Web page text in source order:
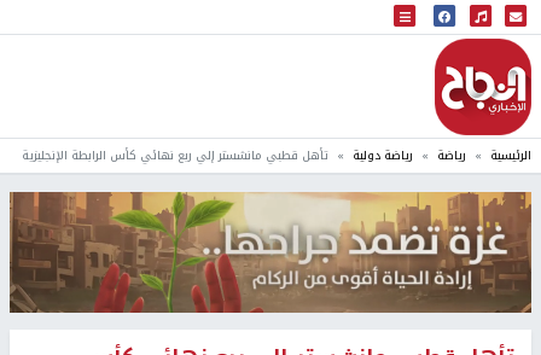
البث المباشر
إذاعة النجاح
الرئيسية رياضة رياضة دولية تأهل قطبي مانشستر إلي ربع نهائي كأس الرابطة الإنجليزية